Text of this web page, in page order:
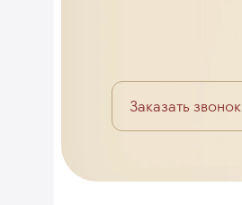
Заказать звонок